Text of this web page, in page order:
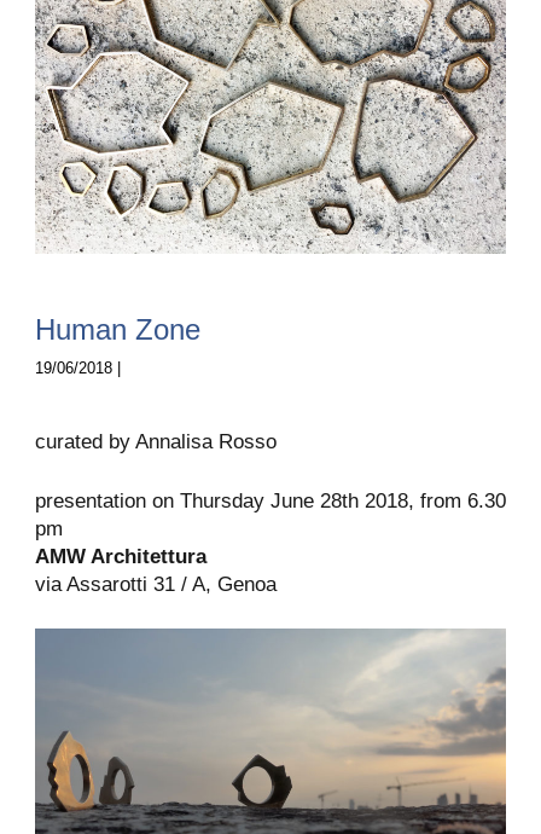
Human Zone
19/06/2018 |
curated by Annalisa Rosso
presentation on Thursday June 28th 2018, from 6.30
pm
AMW Architettura
via Assarotti 31 / A, Genoa